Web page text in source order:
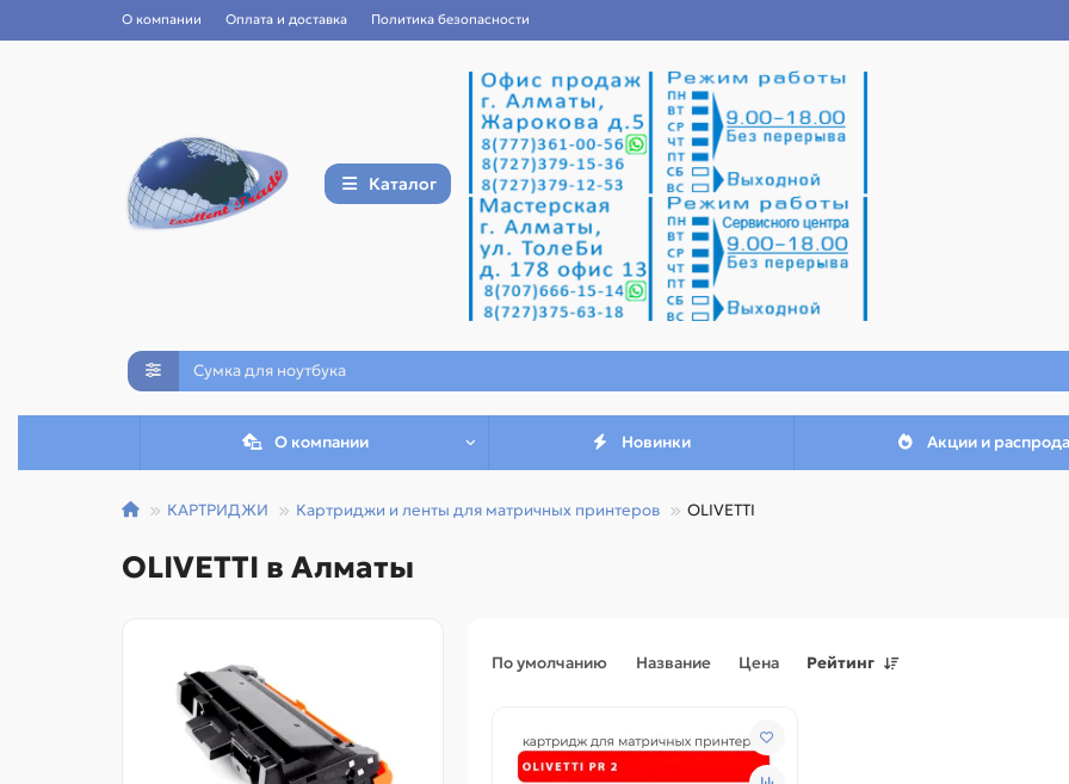
О компании Оплата и доставка Политика безопасности
Каталог
О компании Новинки Акции и
КАРТРИДЖИ Картриджи и ленты для матричных принтеров OLIVETTI
OLIVETTI в Алматы
По умолчанию Название Цена Рейтинг